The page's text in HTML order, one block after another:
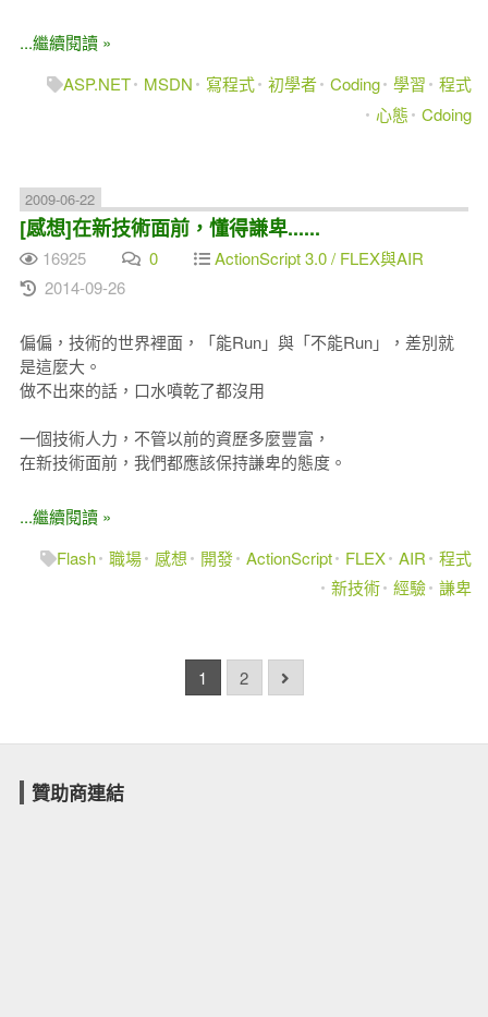
...繼續閱讀 »
ASP.NET
MSDN 寫程式 初學者 Coding 學習
程式
心態
Cdoing
2009-06-22
[感想]在新技術面前，懂得謙卑......
16925 0
ActionScript 3.0 / FLEX與AIR
2014-09-26
偏偏，技術的世界裡面，「能Run」與「不能Run」，差別就
是這麼大。
做不出來的話，口水噴乾了都沒用
一個技術人力，不管以前的資歷多麼豐富，
在新技術面前，我們都應該保持謙卑的態度。
...繼續閱讀 »
Flash 職場 感想 開發 ActionScript FLEX AIR
程式
新技術 經驗 謙卑
1 2
贊助商連結